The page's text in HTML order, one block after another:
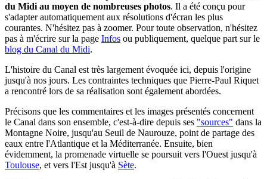
du Midi au moyen de nombreuses photos. Il a été conçu pour
s'adapter automatiquement aux résolutions d'écran les plus
courantes. N'hésitez pas à zoomer. Pour toute observation, n'hésitez
pas à m'écrire sur la page Infos ou publiquement, quelque part sur le
blog du Canal du Midi.
L'histoire du Canal est très largement évoquée ici, depuis l'origine
jusqu'à nos jours. Les contraintes techniques que Pierre-Paul Riquet
a rencontré lors de sa réalisation sont également abordées.
Précisons que les commentaires et les images présentés concernent
le Canal dans son ensemble, c'est-à-dire depuis ses "sources" dans la
Montagne Noire, jusqu'au Seuil de Naurouze, point de partage des
eaux entre l'Atlantique et la Méditerranée. Ensuite, bien
évidemment, la promenade virtuelle se poursuit vers l'Ouest jusqu'à
Toulouse, et vers l'Est jusqu'à Sète.